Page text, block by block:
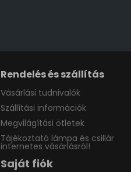
Rendelés és szállítás
Vásárlási tudnivalók
Szállítási információk
Megvilágítási ötletek
Tájékoztató lámpa és csillár
internetes vásárlásról!
Saját fiók